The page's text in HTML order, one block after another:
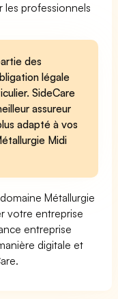
les professionnels
des
légale
SideCare
assureur
adapté à vos
Midi
Métallurgie
votre entreprise
entreprise
digitale et